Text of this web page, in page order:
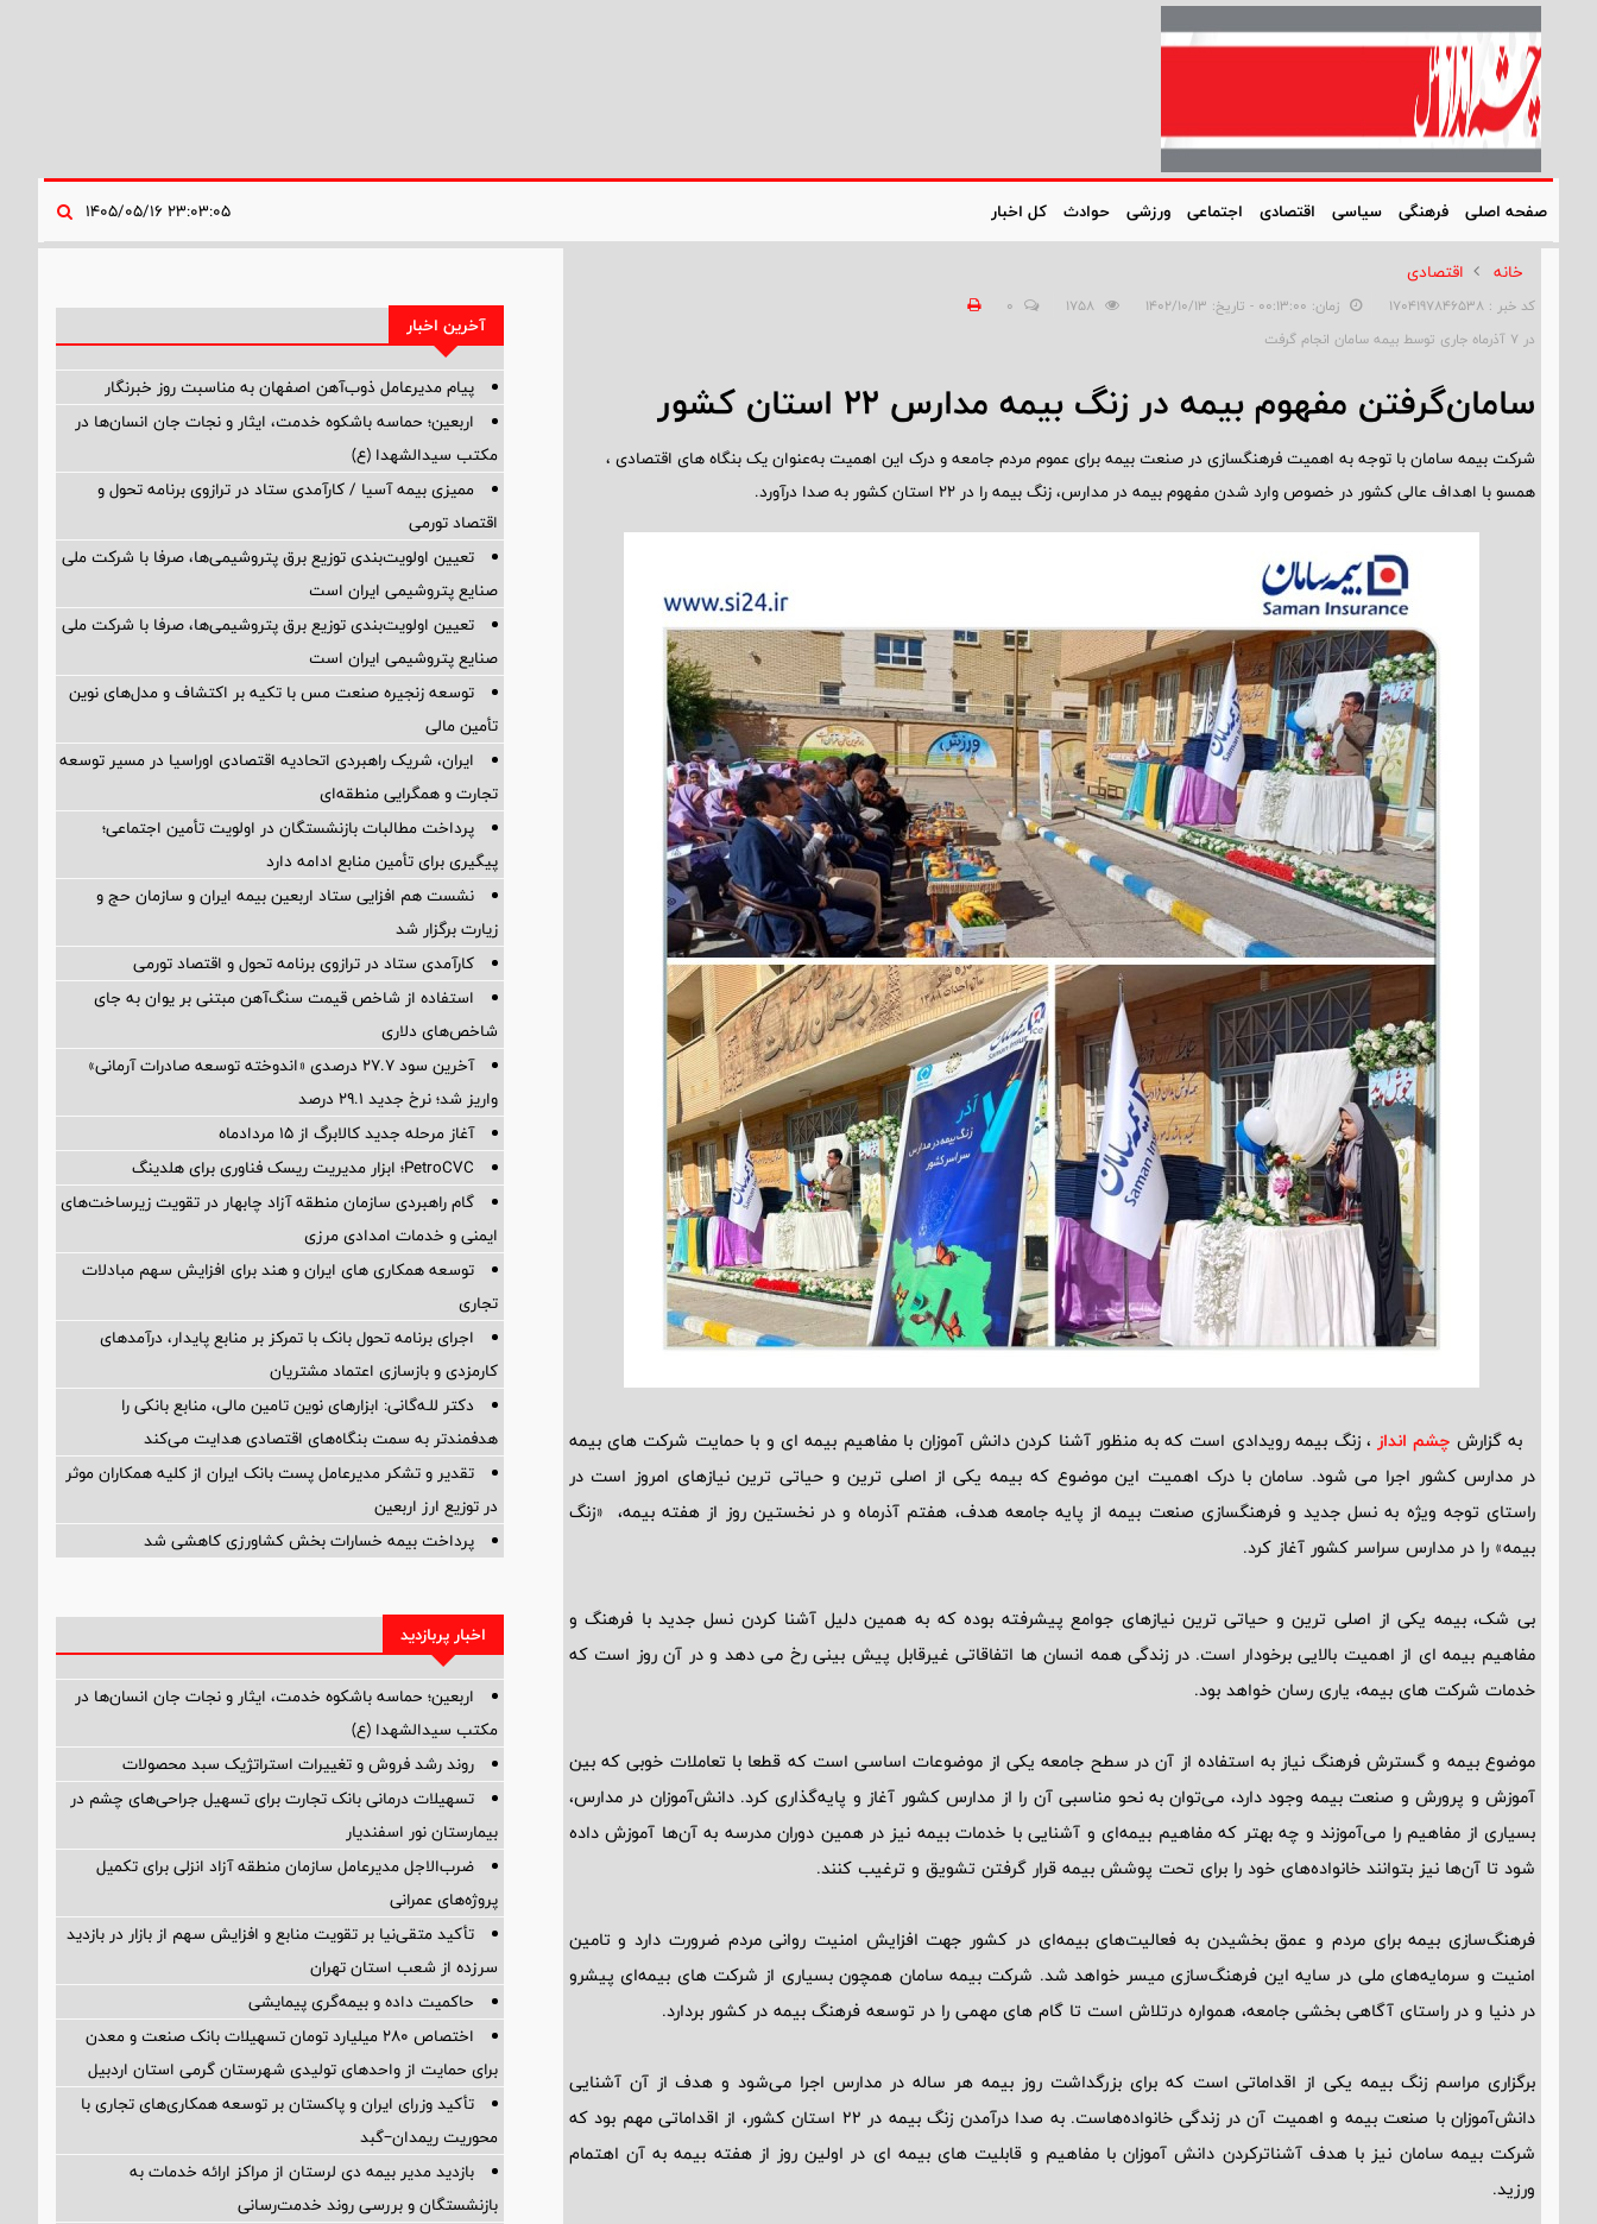
صفحه اصلی فرهنگی سیاسی اقتصادی اجتماعی ورزشی حوادث کل اخبار
خانه اقتصادی
کد خبر : 1704197846538 زمان: ۰۰:۱۳:۰۰ - تاریخ: ۱۴۰۲/۱۰/۱۳
0
در ۷ آذرماه جاری توسط بیمه سامان انجام گرفت
سامان‌گرفتن مفهوم بیمه در زنگ بیمه مدارس ۲۲ استان کشور
شرکت بیمه سامان با توجه به اهمیت فرهنگسازی در صنعت بیمه برای عموم مردم جامعه و درک این اهمیت به‌عنوان یک بنگاه های اقتصادی ،
همسو با اهداف عالی کشور در خصوص وارد شدن مفهوم بیمه در مدارس، زنگ بیمه را در 22 استان کشور به صدا درآورد.
به گزارش چشم انداز، زنگ بیمه رویدادی است که به منظور آشنا کردن دانش آموزان با مفاهیم بیمه ای و با حمایت شرکت های بیمه
در مدارس کشور اجرا می شود. سامان با درک اهمیت این موضوع که بیمه یکی از اصلی ترین و حیاتی ترین نیازهای امروز است در
راستای توجه ویژه به نسل جدید و فرهنگسازی صنعت بیمه از پایه جامعه هدف، هفتم آذرماه و در نخستین روز از هفته بیمه، «زنگ
بیمه» را در مدارس سراسر کشور آغاز کرد.
بی شک، بیمه یکی از اصلی ترین و حیاتی ترین نیازهای جوامع پیشرفته بوده که به همین دلیل آشنا کردن نسل جدید با فرهنگ و
مفاهیم بیمه ای از اهمیت بالایی برخودار است. در زندگی همه انسان ها اتفاقاتی غیرقابل پیش بینی رخ می دهد و در آن روز است که
خدمات شرکت های بیمه، یاری رسان خواهد بود.
موضوع بیمه و گسترش فرهنگ نیاز به استفاده از آن در سطح جامعه یکی از موضوعات اساسی است که قطعا با تعاملات خوبی که بین
آموزش و پرورش و صنعت بیمه وجود دارد، می‌توان به نحو مناسبی آن را از مدارس کشور آغاز و پایه‌گذاری کرد. دانش‌آموزان در مدارس،
بسیاری از مفاهیم را می‌آموزند و چه بهتر که مفاهیم بیمه‌ای و آشنایی با خدمات بیمه نیز در همین دوران مدرسه به آن‌ها آموزش داده
شود تا آن‌ها نیز بتوانند خانواده‌های خود را برای تحت پوشش بیمه قرار گرفتن تشویق و ترغیب کنند.
فرهنگ‌سازی بیمه برای مردم و عمق بخشیدن به فعالیت‌های بیمه‌ای در کشور جهت افزایش امنیت روانی مردم ضرورت دارد و تامین
امنیت و سرمایه‌های ملی در سایه این فرهنگ‌سازی میسر خواهد شد. شرکت بیمه سامان همچون بسیاری از شرکت های بیمه‌ای پیشرو
در دنیا و در راستای آگاهی بخشی جامعه، همواره درتلاش است تا گام های مهمی را در توسعه فرهنگ بیمه در کشور بردارد.
برگزاری مراسم زنگ بیمه یکی از اقداماتی است که برای بزرگداشت روز بیمه هر ساله در مدارس اجرا می‌شود و هدف از آن آشنایی
دانش‌آموزان با صنعت بیمه و اهمیت آن در زندگی خانواده‌هاست. به صدا درآمدن زنگ بیمه در 22 استان کشور، از اقداماتی مهم بود که
شرکت بیمه سامان نیز با هدف آشناترکردن دانش آموزان با مفاهیم و قابلیت های بیمه ای در اولین روز از هفته بیمه به آن اهتمام
ورزید.
آخرین اخبار
پیام مدیرعامل ذوب‌آهن اصفهان به مناسبت روز خبرنگار
اربعین؛ حماسه باشکوه خدمت، ایثار و نجات جان انسان‌ها در
مکتب سیدالشهدا (ع)
ممیزی بیمه آسیا / کارآمدی ستاد در ترازوی برنامه تحول و
اقتصاد تورمی
تعیین اولویت‌بندی توزیع برق پتروشیمی‌ها، صرفا با شرکت ملی
صنایع پتروشیمی ایران است
تعیین اولویت‌بندی توزیع برق پتروشیمی‌ها، صرفا با شرکت ملی
صنایع پتروشیمی ایران است
توسعه زنجیره صنعت مس با تکیه بر اکتشاف و مدل‌های نوین
تأمین مالی
ایران، شریک راهبردی اتحادیه اقتصادی اوراسیا در مسیر توسعه
تجارت و همگرایی منطقه‌ای
پرداخت مطالبات بازنشستگان در اولویت تأمین اجتماعی؛
پیگیری برای تأمین منابع ادامه دارد
نشست هم افزایی ستاد اربعین بیمه ایران و سازمان حج و
زیارت برگزار شد
کارآمدی ستاد در ترازوی برنامه تحول و اقتصاد تورمی
استفاده از شاخص قیمت سنگ‌آهن مبتنی بر یوان به جای
شاخص‌های دلاری
آخرین سود ۲۷.۷ درصدی «اندوخته توسعه صادرات آرمانی»
واریز شد؛ نرخ جدید ۲۹.۱ درصد
آغاز مرحله جدید کالابرگ از ۱۵ مردادماه
PetroCVC؛ ابزار مدیریت ریسک فناوری برای هلدینگ
گام راهبردی سازمان منطقه آزاد چابهار در تقویت زیرساخت‌های
ایمنی و خدمات امدادی مرزی
توسعه همکاری های ایران و هند برای افزایش سهم مبادلات
تجاری
اجرای برنامه تحول بانک با تمرکز بر منابع پایدار، درآمدهای
کارمزدی و بازسازی اعتماد مشتریان
دکتر للـه‌گانی: ابزارهای نوین تامین مالی، منابع بانکی را
هدفمندتر به سمت بنگاه‌های اقتصادی هدایت می‌کند
تقدیر و تشکر مدیرعامل پست بانک ایران از کلیه همکاران موثر
در توزیع ارز اربعین
پرداخت بیمه خسارات بخش کشاورزی کاهشی شد
اخبار پربازدید
اربعین؛ حماسه باشکوه خدمت، ایثار و نجات جان انسان‌ها در
مکتب سیدالشهدا (ع)
روند رشد فروش و تغییرات استراتژیک سبد محصولات
تسهیلات درمانی بانک تجارت برای تسهیل جراحی‌های چشم در
بیمارستان نور اسفندیار
ضرب‌الاجل مدیرعامل سازمان منطقه آزاد انزلی برای تكمیل
پروژه‌های عمرانی
تأکید متقی‌نیا بر تقویت منابع و افزایش سهم از بازار در بازدید
سرزده از شعب استان تهران
حاکمیت داده و بیمه‌گری پیمایشی
اختصاص ۲۸۰ میلیارد تومان تسهیلات بانک صنعت و معدن
برای حمایت از واحدهای تولیدی شهرستان گرمی استان اردبیل
تأکید وزرای ایران و پاکستان بر توسعه همکاری‌های تجاری با
محوریت ریمدان–گبد
بازدید مدیر بیمه دی لرستان از مراکز ارائه خدمات به
بازنشستگان و بررسی روند خدمت‌رسانی